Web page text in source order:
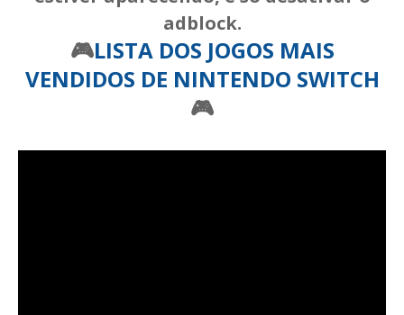
adblock.
🎮LISTA DOS JOGOS MAIS
VENDIDOS DE NINTENDO SWITCH
🎮